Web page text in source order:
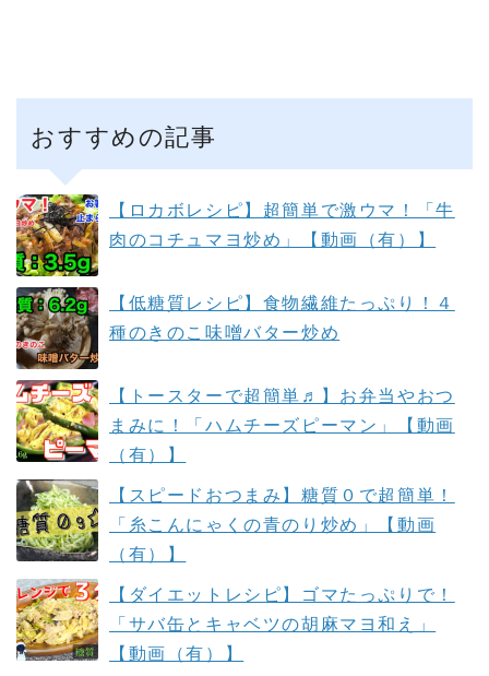
おすすめの記事
【ロカボレシピ】超簡単で激ウマ！「牛
肉のコチュマヨ炒め」【動画（有）】
【低糖質レシピ】食物繊維たっぷり！４
種のきのこ味噌バター炒め
【トースターで超簡単♬】お弁当やおつ
まみに！「ハムチーズピーマン」【動画
（有）】
【スピードおつまみ】糖質０で超簡単！
「糸こんにゃくの青のり炒め」【動画
（有）】
【ダイエットレシピ】ゴマたっぷりで！
「サバ缶とキャベツの胡麻マヨ和え」
【動画（有）】